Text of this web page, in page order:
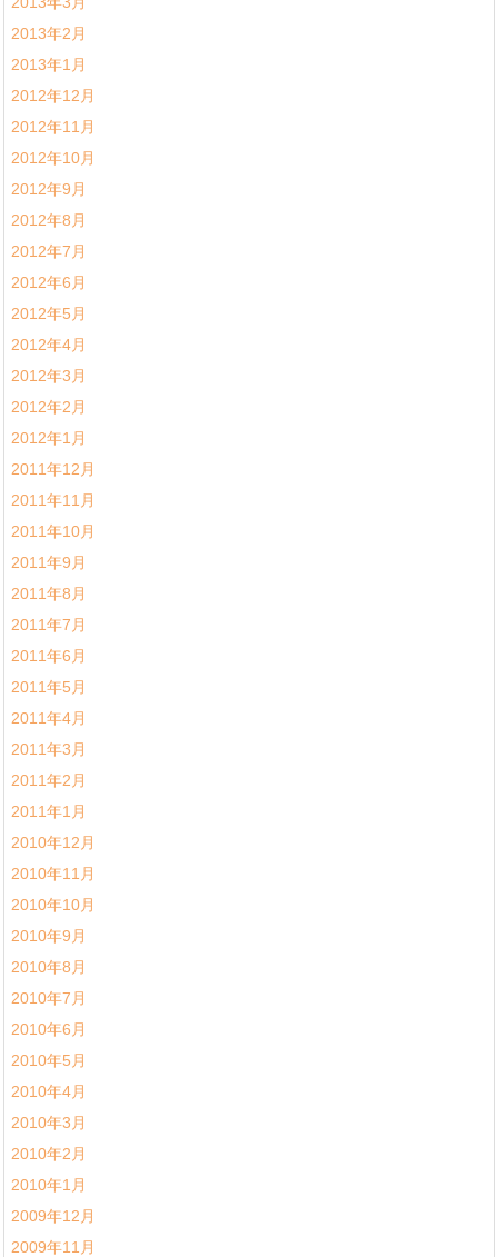
2013年2月
2013年1月
2012年12月
2012年11月
2012年10月
2012年9月
2012年8月
2012年7月
2012年6月
2012年5月
2012年4月
2012年3月
2012年2月
2012年1月
2011年12月
2011年11月
2011年10月
2011年9月
2011年8月
2011年7月
2011年6月
2011年5月
2011年4月
2011年3月
2011年2月
2011年1月
2010年12月
2010年11月
2010年10月
2010年9月
2010年8月
2010年7月
2010年6月
2010年5月
2010年4月
2010年3月
2010年2月
2010年1月
2009年12月
2009年11月